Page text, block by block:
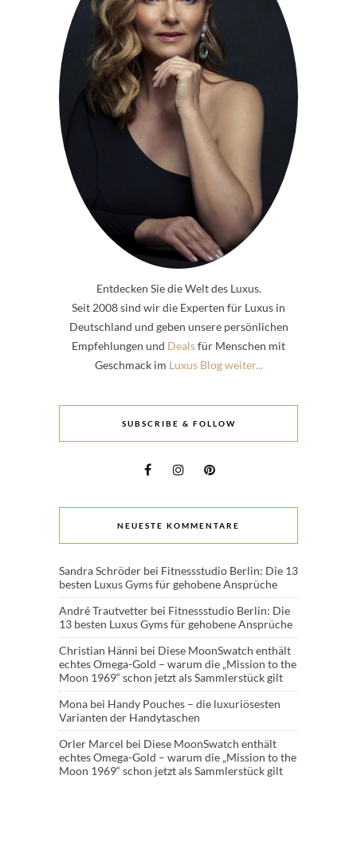
Entdecken Sie die Welt des Luxus.
Seit 2008 sind wir die Experten für Luxus in
Deutschland und geben unsere persönlichen
Empfehlungen und Dealsfür Menschen mit
Geschmack im Luxus Blog weiter...
SUBSCRIBE & FOLLOW
NEUESTE KOMMENTARE
Sandra Schröder bei Fitnessstudio Berlin: Die 13
besten Luxus Gyms für gehobene Ansprüche
André Trautvetter bei Fitnessstudio Berlin: Die
13 besten Luxus Gyms für gehobene Ansprüche
Christian Hänni bei Diese MoonSwatch enthält
echtes Omega-Gold – warum die „Mission to the
Moon 1969“ schon jetzt als Sammlerstück gilt
Mona bei Handy Pouches – die luxuriösesten
Varianten der Handytaschen
Orler Marcel bei Diese MoonSwatch enthält
echtes Omega-Gold – warum die „Mission to the
Moon 1969“ schon jetzt als Sammlerstück gilt